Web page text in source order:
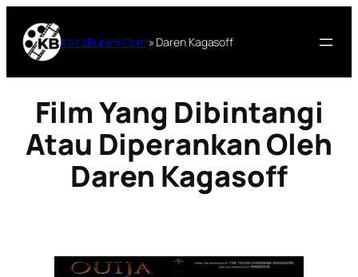
konten
KacaBuram.Com » Daren Kagasoff
Film Yang Dibintangi
Atau Diperankan Oleh
Daren Kagasoff